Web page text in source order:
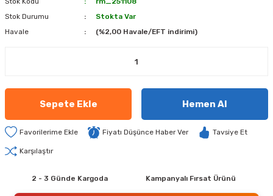
Stok Durumu
Stokta Var
Havale
(%2,00 Havale/EFT indirimi)
Sepete Ekle Hemen Al
Fiyatı Düşünce Haber Ver Tavsiye Et
Karşılaştır
2 - 3 Günde Kargoda Kampanyalı Fırsat Ürünü